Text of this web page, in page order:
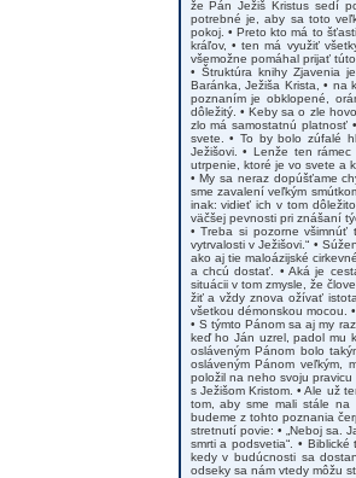
že Pán Ježiš Kristus sedí
potrebné je, aby sa toto
pokoj. • Preto kto má to
kráľov, • ten má využiť
všemožne pomáhal prijať
• Štruktúra knihy Zjavenia
Baránka, Ježiša Krista, • na
poznaním je obklopené,
dôležitý. • Keby sa o zle
zlo má samostatnú platnosť
svete. • To by bolo zúfalé
Ježišovi. • Lenže ten
utrpenie, ktoré je vo svete a
• My sa neraz dopúšťame
sme zavalení veľkým
inak: vidieť ich v tom
väčšej pevnosti pri znášaní
• Treba si pozorne
vytrvalosti v Ježišovi.“ •
ako aj tie maloázijské
a chcú dostať. • Aká je
situácii v tom zmysle, že
žiť a vždy znova ožívať
všetkou démonskou mocou.
• S týmto Pánom sa aj my
keď ho Ján uzrel, padol mu
osláveným Pánom bolo
osláveným Pánom veľkým,
položil na neho svoju pravicu
s Ježišom Kristom. • Ale už
tom, aby sme mali stále na
budeme z tohto poznania
stretnutí povie: • „Neboj sa.
smrti a podsvetia“. •
kedy v budúcnosti sa
odseky sa nám vtedy môžu